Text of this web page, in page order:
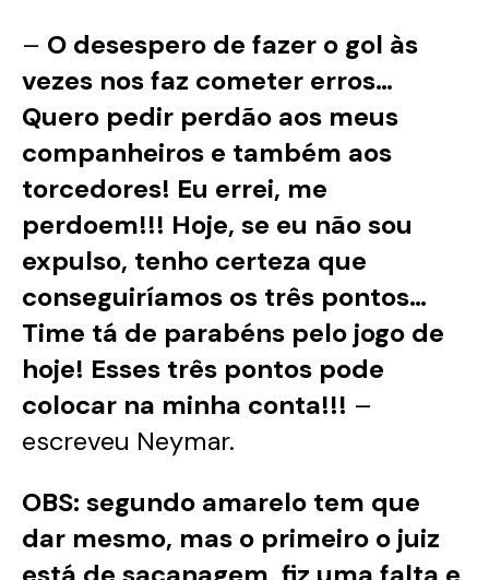
– O desespero de fazer o gol às
vezes nos faz cometer erros…
Quero pedir perdão aos meus
companheiros e também aos
torcedores! Eu errei, me
perdoem!!! Hoje, se eu não sou
expulso, tenho certeza que
conseguiríamos os três pontos…
Time tá de parabéns pelo jogo de
hoje! Esses três pontos pode
colocar na minha conta!!! –
escreveu Neymar.
OBS: segundo amarelo tem que
dar mesmo, mas o primeiro o juiz